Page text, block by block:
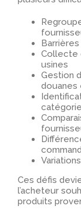
Collecte
usines
Gestion
douanes
Ces défis
l’acheteur
produits